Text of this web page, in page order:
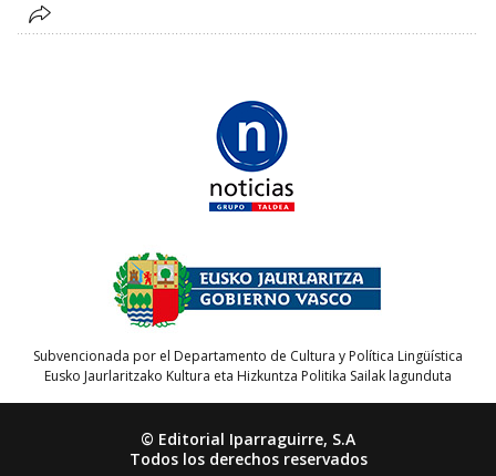
Subvencionada por el Departamento de Cultura y Política Lingüística
Eusko Jaurlaritzako Kultura eta Hizkuntza Politika Sailak lagunduta
© Editorial Iparraguirre, S.A
Todos los derechos reservados